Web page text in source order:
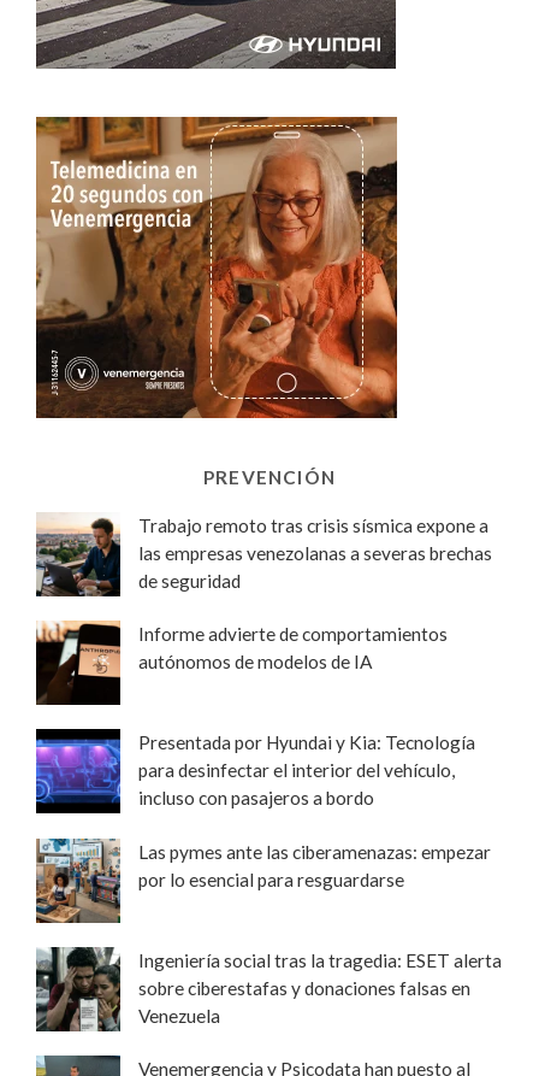
PREVENCIÓN
Trabajo remoto tras crisis sísmica expone a
las empresas venezolanas a severas brechas
de seguridad
Informe advierte de comportamientos
autónomos de modelos de IA
Presentada por Hyundai y Kia: Tecnología
para desinfectar el interior del vehículo,
incluso con pasajeros a bordo
Las pymes ante las ciberamenazas: empezar
por lo esencial para resguardarse
Ingeniería social tras la tragedia: ESET alerta
sobre ciberestafas y donaciones falsas en
Venezuela
Venemergencia y Psicodata han puesto al